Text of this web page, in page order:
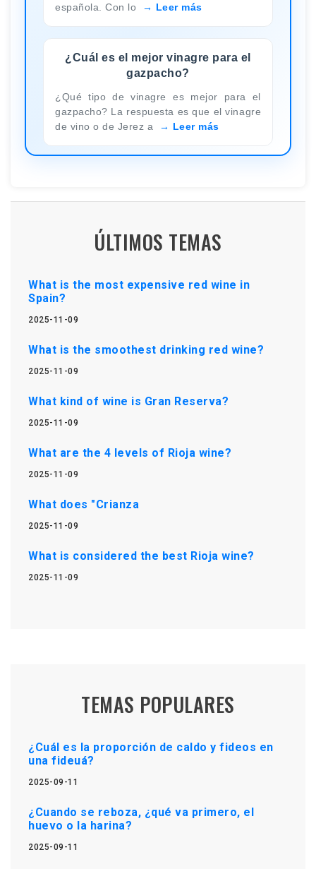
española. Con lo
Leer más
¿Cuál es el mejor vinagre para el
gazpacho?
¿Qué tipo de vinagre es mejor para el
gazpacho? La respuesta es que el vinagre
de vino o de Jerez a
Leer más
ÚLTIMOS TEMAS
What is the most expensive red wine in
Spain?
2025-11-09
What is the smoothest drinking red wine?
2025-11-09
What kind of wine is Gran Reserva?
2025-11-09
What are the 4 levels of Rioja wine?
2025-11-09
What does "Crianza
2025-11-09
What is considered the best Rioja wine?
2025-11-09
TEMAS POPULARES
¿Cuál es la proporción de caldo y fideos en
una fideuá?
2025-09-11
¿Cuando se reboza, ¿qué va primero, el
huevo o la harina?
2025-09-11